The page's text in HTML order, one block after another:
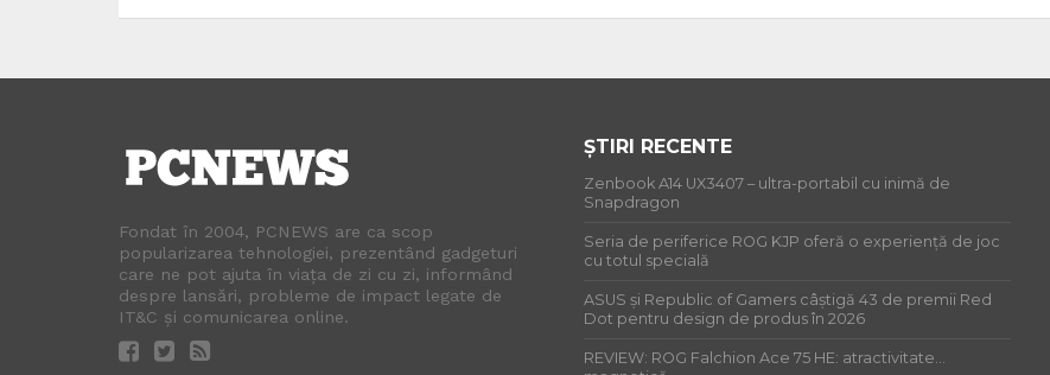
Fondat în 2004, PCNEWS are ca scop
popularizarea tehnologiei, prezentând gadgeturi
care ne pot ajuta în viața de zi cu zi, informând
despre lansări, probleme de impact legate de
IT&C și comunicarea online.
ȘTIRI RECENTE
Zenbook A14 UX3407 – ultra-portabil cu inimă de
Snapdragon
Seria de periferice ROG KJP oferă o experiență de joc
cu totul specială
ASUS și Republic of Gamers câștigă 43 de premii Red
Dot pentru design de produs în 2026
REVIEW: ROG Falchion Ace 75 HE: atractivitate…